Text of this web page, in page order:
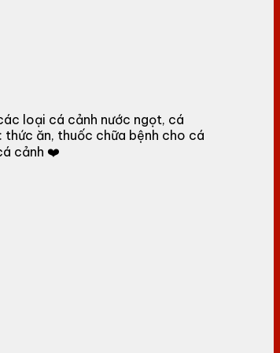
loại cá cảnh nước ngọt, cá
ăn, thuốc chữa bệnh cho cá
cảnh ❤️